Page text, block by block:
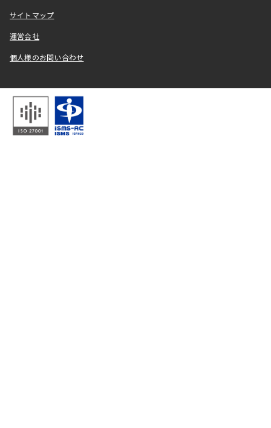
サイトマップ
運営会社
個人様のお問い合わせ